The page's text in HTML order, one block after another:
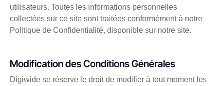
utilisateurs. Toutes les informations personnelles
collectées sur ce site sont traitées conformément à notre
Politique de Confidentialité, disponible sur notre site.
Modification des Conditions Générales
Digiwide se réserve le droit de modifier à tout moment les